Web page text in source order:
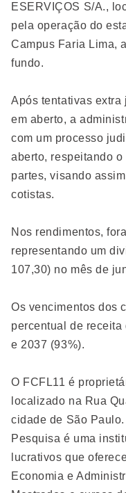
ESERVIÇOS S/A.,
pela operação do
Campus Faria Lima,
fundo.
Após tentativas
em aberto, a
com um processo
aberto, respeitando
partes, visando
cotistas.
Nos rendimentos,
representando um
107,30) no mês de
Os vencimentos dos
percentual de receita
e 2037 (93%).
O FCFL11 é
localizado na Rua
cidade de São
Pesquisa é uma
lucrativos que
Economia e